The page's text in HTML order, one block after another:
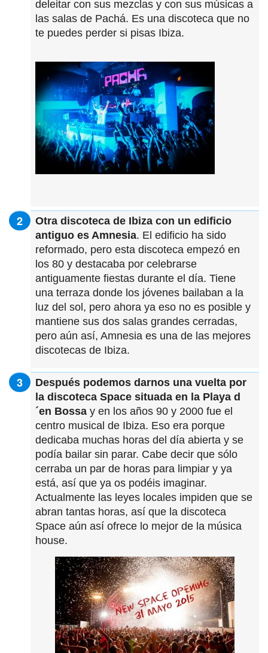
deleitar con sus mezclas y con sus músicas a
las salas de Pachá. Es una discoteca que no
te puedes perder si pisas Ibiza.
Otra discoteca de Ibiza con un edificio
antiguo es Amnesia. El edificio ha sido
reformado, pero esta discoteca empezó en
los 80 y destacaba por celebrarse
antiguamente fiestas durante el día. Tiene
una terraza donde los jóvenes bailaban a la
luz del sol, pero ahora ya eso no es posible y
mantiene sus dos salas grandes cerradas,
pero aún así, Amnesia es una de las mejores
discotecas de Ibiza.
Después podemos darnos una vuelta por
la discoteca Space situada en la Playa d
´en Bossa y en los años 90 y 2000 fue el
centro musical de Ibiza. Eso era porque
dedicaba muchas horas del día abierta y se
podía bailar sin parar. Cabe decir que sólo
cerraba un par de horas para limpiar y ya
está, así que ya os podéis imaginar.
Actualmente las leyes locales impiden que se
abran tantas horas, así que la discoteca
Space aún así ofrece lo mejor de la música
house.